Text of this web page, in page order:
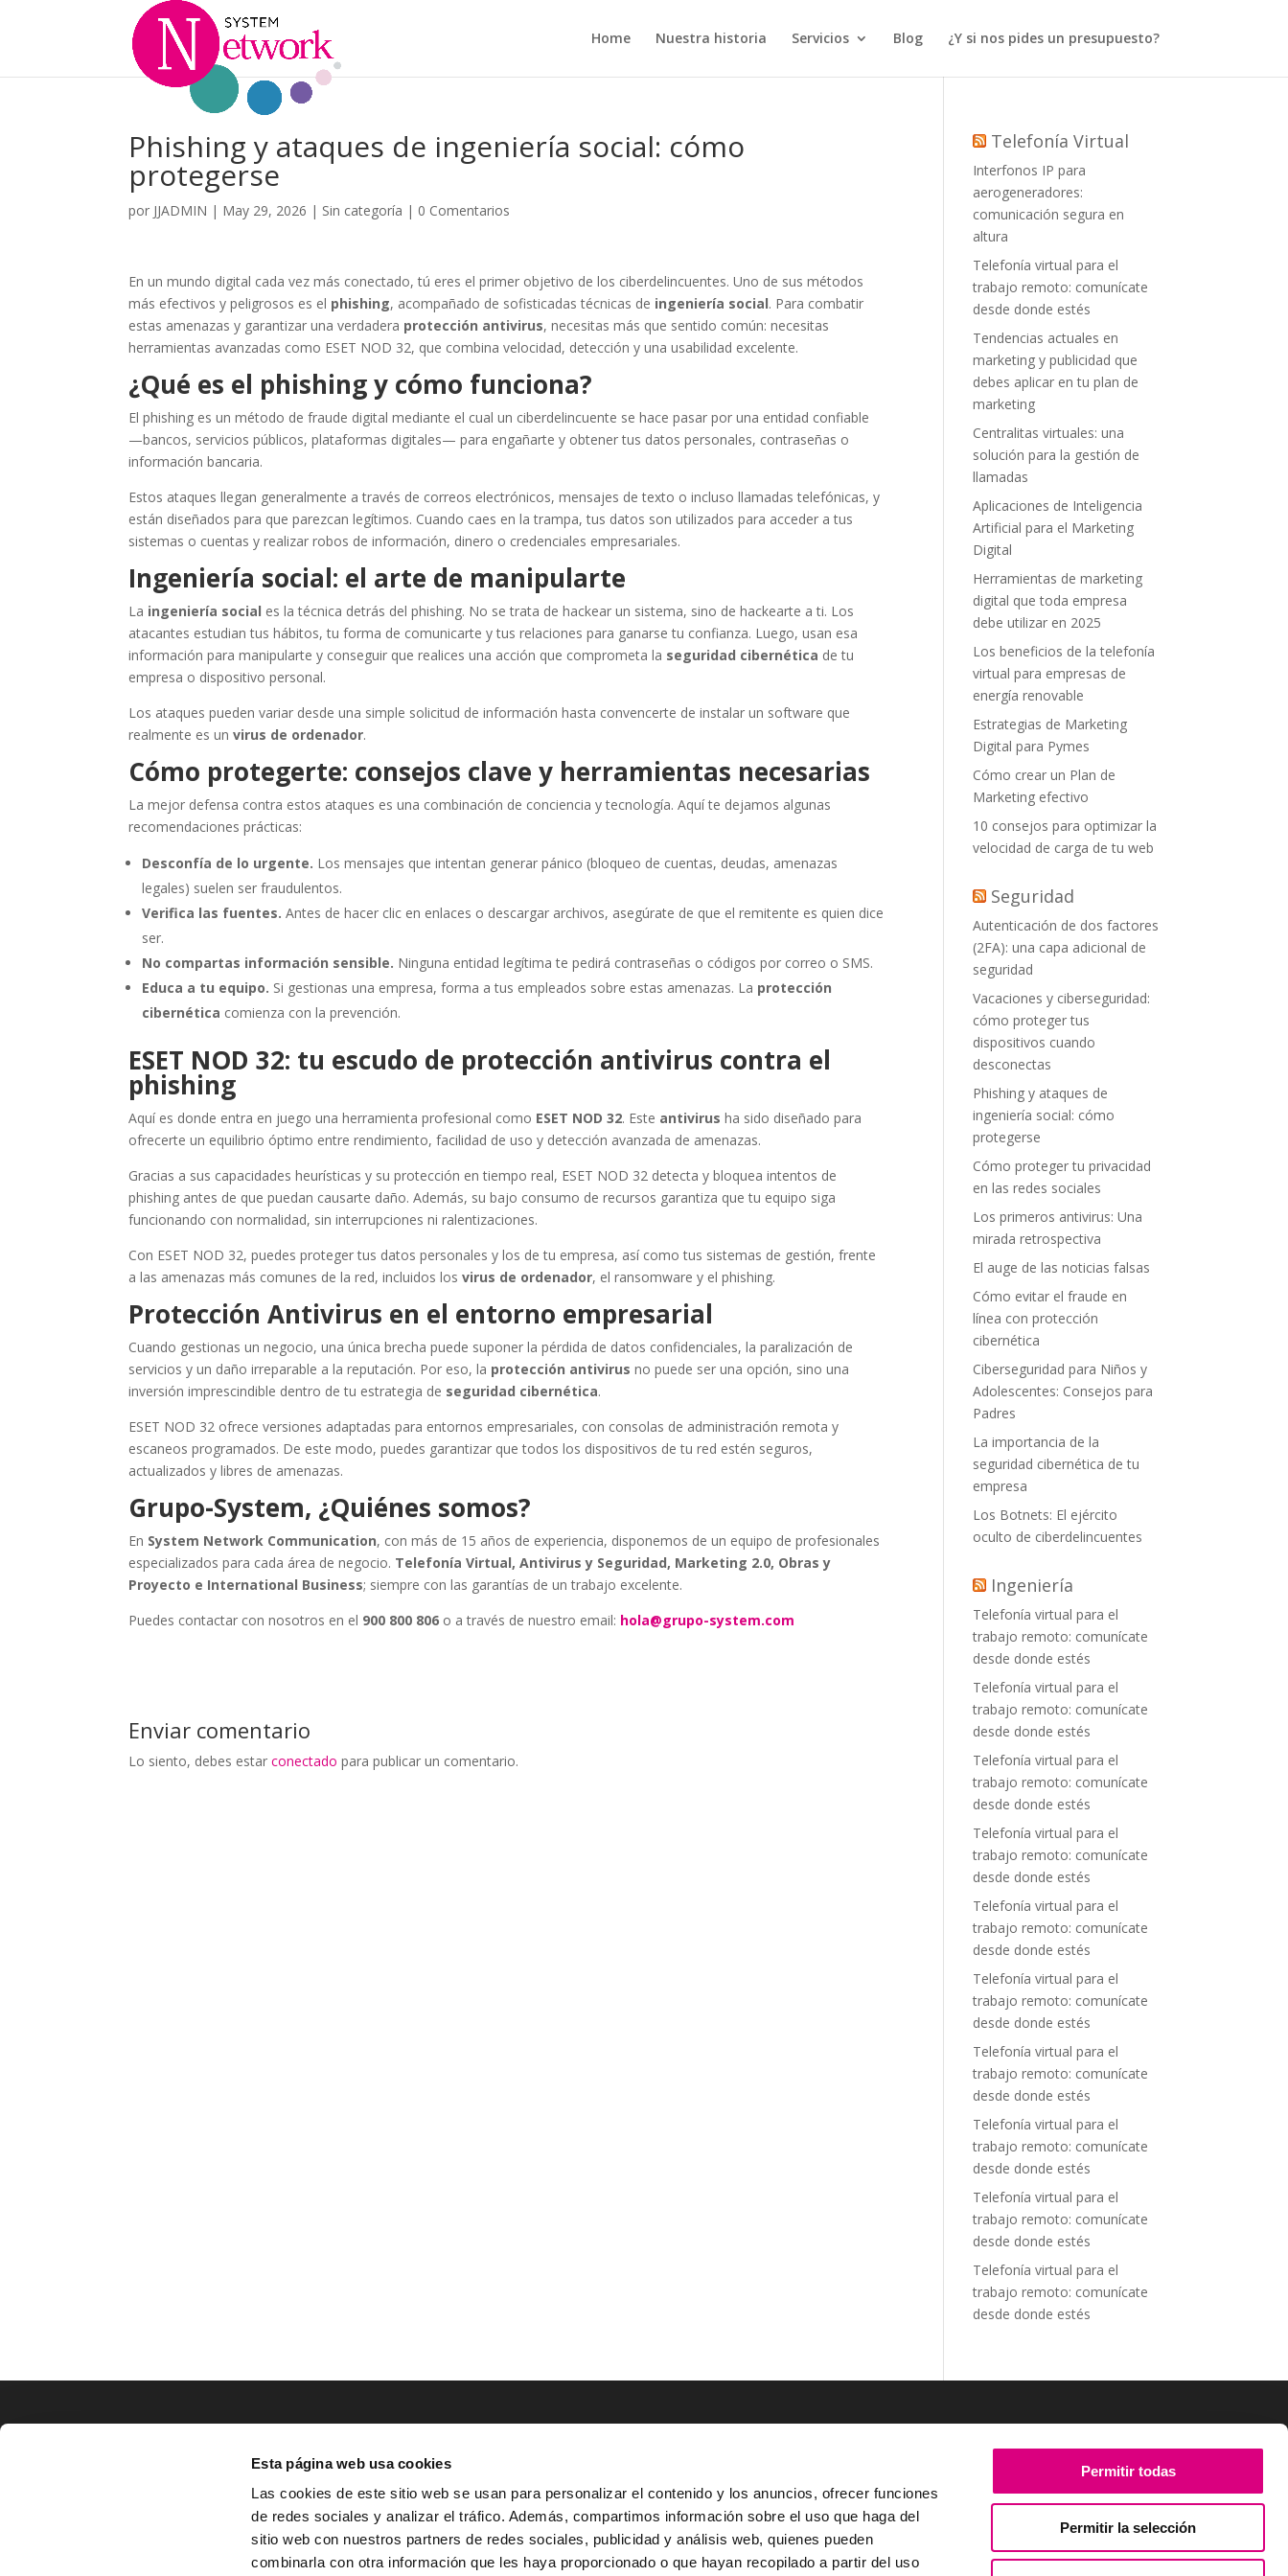
Esta página web usa cookies
Las cookies de este sitio web se usan para personalizar el contenido y los anuncios, ofrecer funciones
de redes sociales y analizar el tráfico. Además, compartimos información sobre el uso que haga del
sitio web con nuestros partners de redes sociales, publicidad y análisis web, quienes pueden
combinarla con otra información que les haya proporcionado o que hayan recopilado a partir del uso
Permitir todas
Permitir la selección
Home Nuestra historia Servicios Blog ¿Y si nos pides un presupuesto?
Phishing y ataques de ingeniería social: cómo
protegerse
por JJADMIN | May 29, 2026 | Sin categoría | 0 Comentarios
En un mundo digital cada vez más conectado, tú eres el primer objetivo de los ciberdelincuentes. Uno de sus métodos
más efectivos y peligrosos es el phishing, acompañado de sofisticadas técnicas de ingeniería social. Para combatir
estas amenazas y garantizar una verdadera protección antivirus, necesitas más que sentido común: necesitas
herramientas avanzadas como ESET NOD 32, que combina velocidad, detección y una usabilidad excelente.
¿Qué es el phishing y cómo funciona?
El phishing es un método de fraude digital mediante el cual un ciberdelincuente se hace pasar por una entidad confiable
—bancos, servicios públicos, plataformas digitales— para engañarte y obtener tus datos personales, contraseñas o
información bancaria.
Estos ataques llegan generalmente a través de correos electrónicos, mensajes de texto o incluso llamadas telefónicas, y
están diseñados para que parezcan legítimos. Cuando caes en la trampa, tus datos son utilizados para acceder a tus
sistemas o cuentas y realizar robos de información, dinero o credenciales empresariales.
Ingeniería social: el arte de manipularte
La ingeniería social es la técnica detrás del phishing. No se trata de hackear un sistema, sino de hackearte a ti. Los
atacantes estudian tus hábitos, tu forma de comunicarte y tus relaciones para ganarse tu confianza. Luego, usan esa
información para manipularte y conseguir que realices una acción que comprometa la seguridad cibernética de tu
empresa o dispositivo personal.
Los ataques pueden variar desde una simple solicitud de información hasta convencerte de instalar un software que
realmente es unvirus de ordenador.
Cómo protegerte: consejos clave y herramientas necesarias
La mejor defensa contra estos ataques es una combinación de conciencia y tecnología. Aquí te dejamos algunas
recomendaciones prácticas:
Desconfía de lo urgente. Los mensajes que intentan generar pánico (bloqueo de cuentas, deudas, amenazas
legales) suelen ser fraudulentos.
Verifica las fuentes. Antes de hacer clic en enlaces o descargar archivos, asegúrate de que el remitente es quien dice
ser.
No compartas información sensible. Ninguna entidad legítima te pedirá contraseñas o códigos por correo o SMS.
Educa a tu equipo. Si gestionas una empresa, forma a tus empleados sobre estas amenazas. La protección
cibernética comienza con la prevención.
ESET NOD 32: tu escudo de protección antivirus contra el
phishing
Aquí es donde entra en juego una herramienta profesional como ESET NOD 32. Este antivirus ha sido diseñado para
ofrecerte un equilibrio óptimo entre rendimiento, facilidad de uso y detección avanzada de amenazas.
Gracias a sus capacidades heurísticas y su protección en tiempo real, ESET NOD 32 detecta y bloquea intentos de
phishing antes de que puedan causarte daño. Además, su bajo consumo de recursos garantiza que tu equipo siga
funcionando con normalidad, sin interrupciones ni ralentizaciones.
Con ESET NOD 32, puedes proteger tus datos personales y los de tu empresa, así como tus sistemas de gestión, frente
a las amenazas más comunes de la red, incluidos losvirus de ordenador, el ransomware y el phishing.
Protección Antivirus en el entorno empresarial
Cuando gestionas un negocio, una única brecha puede suponer la pérdida de datos confidenciales, la paralización de
servicios y un daño irreparable a la reputación. Por eso, la protección antivirus no puede ser una opción, sino una
inversión imprescindible dentro de tu estrategia de seguridad cibernética.
ESET NOD 32 ofrece versiones adaptadas para entornos empresariales, con consolas de administración remota y
escaneos programados. De este modo, puedes garantizar que todos los dispositivos de tu red estén seguros,
actualizados y libres de amenazas.
Grupo-System, ¿Quiénes somos?
En System Network Communication, con más de 15 años de experiencia, disponemos de un equipo de profesionales
especializados para cada área de negocio. Telefonía Virtual, Antivirus y Seguridad, Marketing 2.0, Obras y
Proyecto e International Business; siempre con las garantías de un trabajo excelente.
Puedes contactar con nosotros en el 900 800 806 o a través de nuestro email: hola@grupo-system.com
Enviar comentario
Lo siento, debes estarconectado para publicar un comentario.
Telefonía Virtual
Interfonos IP para
aerogeneradores:
comunicación segura en
altura
Telefonía virtual para el
trabajo remoto: comunícate
desde donde estés
Tendencias actuales en
marketing y publicidad que
debes aplicar en tu plan de
marketing
Centralitas virtuales: una
solución para la gestión de
llamadas
Aplicaciones de Inteligencia
Artificial para el Marketing
Digital
Herramientas de marketing
digital que toda empresa
debe utilizar en 2025
Los beneficios de la telefonía
virtual para empresas de
energía renovable
Estrategias de Marketing
Digital para Pymes
Cómo crear un Plan de
Marketing efectivo
10 consejos para optimizar la
velocidad de carga de tu web
Seguridad
Autenticación de dos factores
(2FA): una capa adicional de
seguridad
Vacaciones y ciberseguridad:
cómo proteger tus
dispositivos cuando
desconectas
Phishing y ataques de
ingeniería social: cómo
protegerse
Cómo proteger tu privacidad
en las redes sociales
Los primeros antivirus: Una
mirada retrospectiva
El auge de las noticias falsas
Cómo evitar el fraude en
línea con protección
cibernética
Ciberseguridad para Niños y
Adolescentes: Consejos para
Padres
La importancia de la
seguridad cibernética de tu
empresa
Los Botnets: El ejército
oculto de ciberdelincuentes
Ingeniería
Telefonía virtual para el
trabajo remoto: comunícate
desde donde estés
Telefonía virtual para el
trabajo remoto: comunícate
desde donde estés
Telefonía virtual para el
trabajo remoto: comunícate
desde donde estés
Telefonía virtual para el
trabajo remoto: comunícate
desde donde estés
Telefonía virtual para el
trabajo remoto: comunícate
desde donde estés
Telefonía virtual para el
trabajo remoto: comunícate
desde donde estés
Telefonía virtual para el
trabajo remoto: comunícate
desde donde estés
Telefonía virtual para el
trabajo remoto: comunícate
desde donde estés
Telefonía virtual para el
trabajo remoto: comunícate
desde donde estés
Telefonía virtual para el
trabajo remoto: comunícate
desde donde estés
LOCALIZACIÓN
Av. Zaragoza, Nº37, 1ºB,
31500 Tudela, Navarra
CONTACTO
 Tel.: (+34) 900 800 806

HOLA@GRUPO-
^ Aviso Legal
^ Política de Privacidad